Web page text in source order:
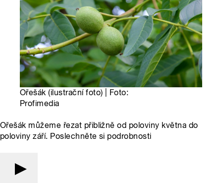
Ořešák (ilustrační foto) | Foto:
Profimedia
Ořešák můžeme řezat přibližně od poloviny května do
poloviny září. Poslechněte si podrobnosti